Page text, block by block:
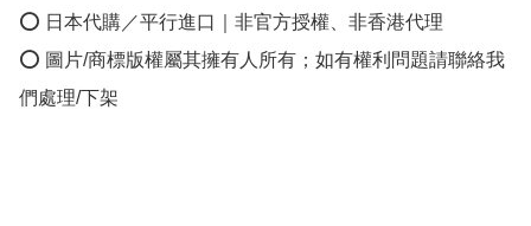
⭕ 日本代購／平行進口｜非官方授權、非香港代理
⭕ 圖片/商標版權屬其擁有人所有；如有權利問題請聯絡我
們處理/下架